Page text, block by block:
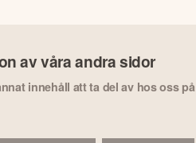
av våra andra sidor
innehåll att ta del av hos oss